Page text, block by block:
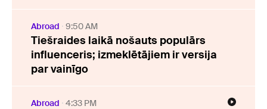
Abroad 9:50 AM
Tiešraides laikā nošauts populārs
influenceris; izmeklētājiem ir versija
par vainīgo
Abroad 4:33 PM